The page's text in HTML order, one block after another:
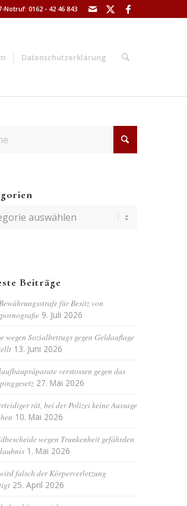
Notruf: 0162 - 42 46 843
Datenschutzerklärung
Beiträge
für Besitz von
9. Juli 2026
wegen Sozialbetrugs gegen Geldauflage
13. Juni 2026
verstossen gegen das
27. Mai 2026
rät, bei der Polizei keine Aussage
10. Mai 2026
wegen Trunkenheit gefährden
1. Mai 2026
falsch der Körperverletzung
25. April 2026